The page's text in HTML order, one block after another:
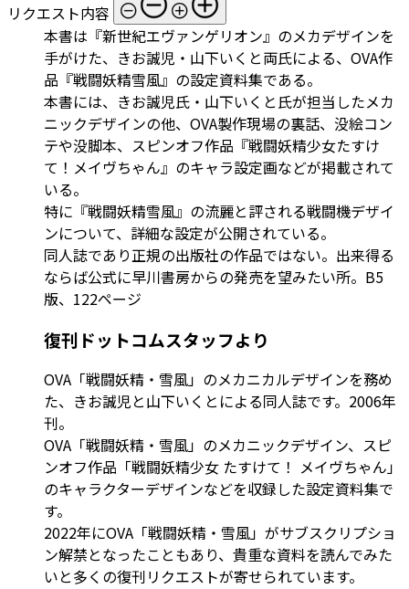
リクエスト内容
本書は『新世紀エヴァンゲリオン』のメカデザインを
手がけた、きお誠児・山下いくと両氏による、OVA作
品『戦闘妖精雪風』の設定資料集である。
本書には、きお誠児氏・山下いくと氏が担当したメカ
ニックデザインの他、OVA製作現場の裏話、没絵コン
テや没脚本、スピンオフ作品『戦闘妖精少女たすけ
て！メイヴちゃん』のキャラ設定画などが掲載されて
いる。
特に『戦闘妖精雪風』の流麗と評される戦闘機デザイ
ンについて、詳細な設定が公開されている。
同人誌であり正規の出版社の作品ではない。出来得る
ならば公式に早川書房からの発売を望みたい所。B5
版、122ページ
復刊ドットコムスタッフより
OVA「戦闘妖精・雪風」のメカニカルデザインを務め
た、きお誠児と山下いくとによる同人誌です。2006年
刊。
OVA「戦闘妖精・雪風」のメカニックデザイン、スピ
ンオフ作品「戦闘妖精少女 たすけて！ メイヴちゃん」
のキャラクターデザインなどを収録した設定資料集で
す。
2022年にOVA「戦闘妖精・雪風」がサブスクリプショ
ン解禁となったこともあり、貴重な資料を読んでみた
いと多くの復刊リクエストが寄せられています。